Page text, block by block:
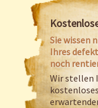
Sie wissen
Ihres
noch
Wir stellen